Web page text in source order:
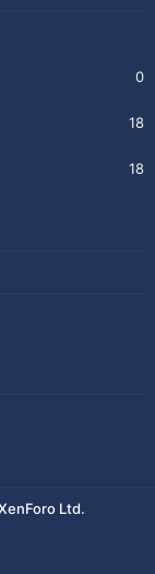
0
18
18
Ltd.